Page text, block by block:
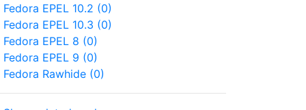
Fedora EPEL 10.2 (0)
Fedora EPEL 10.3 (0)
Fedora EPEL 8 (0)
Fedora EPEL 9 (0)
Fedora Rawhide (0)